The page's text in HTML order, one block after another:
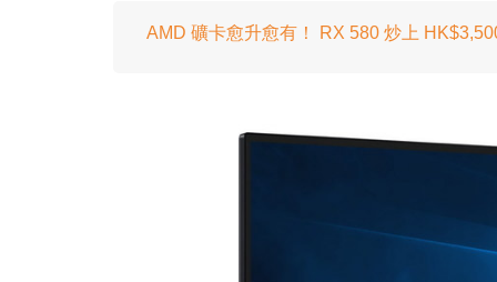
AMD 礦卡愈升愈有！ RX 580 炒上